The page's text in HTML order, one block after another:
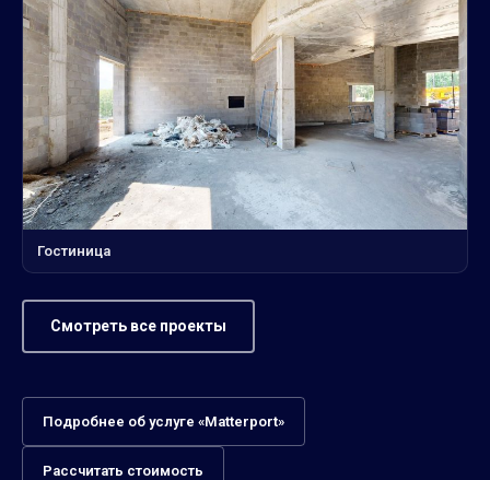
Гостиница
Смотреть все проекты
Подробнее об услуге «Matterport»
Рассчитать стоимость